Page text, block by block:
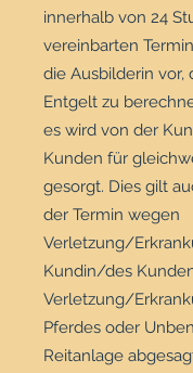
innerhalb von 24
vereinbarten
die Ausbilderin vor,
Entgelt zu
es wird von der
Kunden für
gesorgt. Dies gilt
der Termin wegen
Verletzung/
Kundin/des
Verletzung/
Pferdes oder
Reitanlage